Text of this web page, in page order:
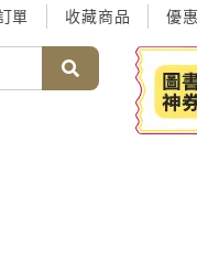
單 收藏商品 優